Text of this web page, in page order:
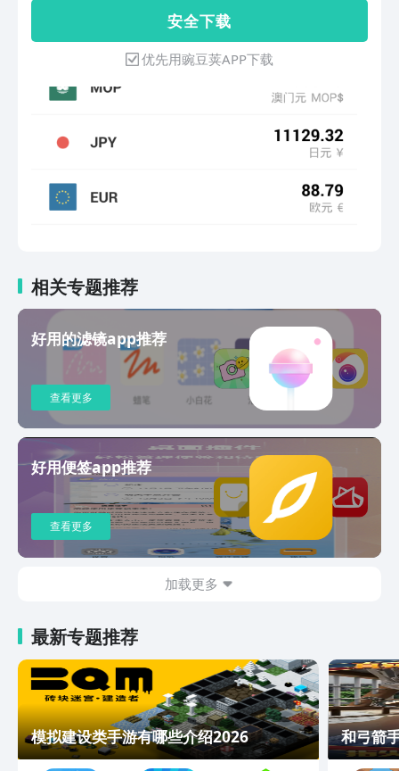
箱，这将对我们产品起到很大的帮助
exchangerate@ludeqingyun.com
气，Material Design风格；- 操作简单，
添加，删除，搜索，切换货币快捷方
便；- 数据输入自动换算；- 软件可以离
巧：- 点击顶部货币区域即可弹出数字键
盘；- 点击右上角刷新按钮即可刷新汇率
数据；- 点击列表中某一货币即可将其设
即可删除货币- 点击＋可添加货币。外汇
汇率查询，实时汇率，汇率换算，汇率即
安 全 下 载
优先用豌豆荚APP下载
相关专题推荐
好用的滤镜app推荐
查看更多
好用便签app推荐
查看更多
加载更多
最新专题推荐
模拟建设类手游有哪些介绍2026 和弓箭